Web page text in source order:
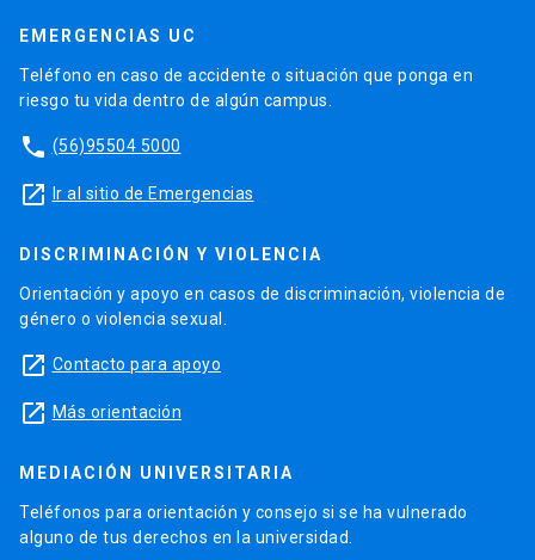
EMERGENCIAS UC
Teléfono en caso de accidente o situación que ponga en
riesgo tu vida dentro de algún campus.
phone (56)95504 5000
launch Ir al sitio de Emergencias
DISCRIMINACIÓN Y VIOLENCIA
Orientación y apoyo en casos de discriminación, violencia de
género o violencia sexual.
launch Contacto para apoyo
launch Más orientación
MEDIACIÓN UNIVERSITARIA
Teléfonos para orientación y consejo si se ha vulnerado
alguno de tus derechos en la universidad.